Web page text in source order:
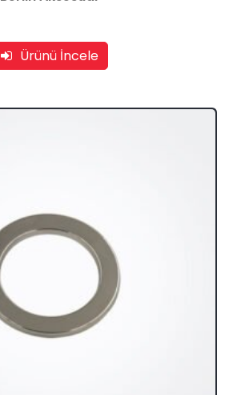
Ürünü İncele